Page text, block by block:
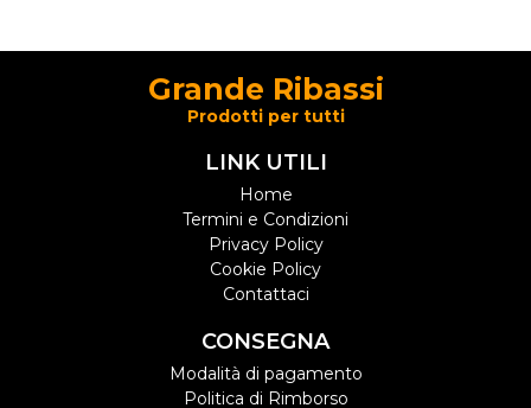
Grande Ribassi
Prodotti per tutti
LINK UTILI
Home
Termini e Condizioni
Privacy Policy
Cookie Policy
Contattaci
CONSEGNA
Modalità di pagamento
Politica di Rimborso